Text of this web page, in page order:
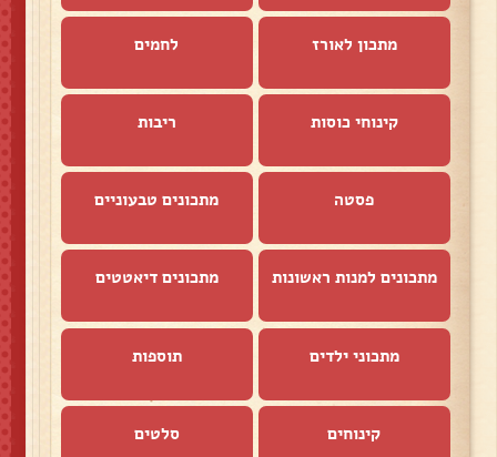
מתכון לאורז לחמים
קינוחי כוסות ריבות
פסטה מתכונים טבעוניים
מתכונים למנות ראשונות מתכונים דיאטטים
מתכוני ילדים תוספות
קינוחים סלטים